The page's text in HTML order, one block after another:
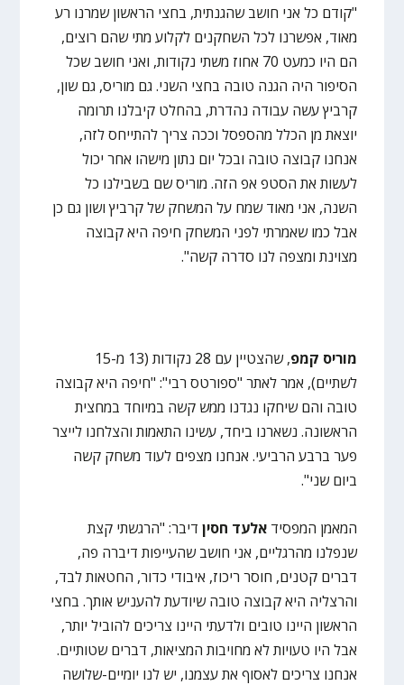
"קודם כל אני חושב שהגנתית, בחצי הראשון שמרנו רע
מאוד, אפשרנו לכל השחקנים לקלוע מתי שהם רוצים,
הם היו כמעט 70 אחוז משתי נקודות, ואני חושב שכל
הסיפור היה הגנה טובה בחצי השני. גם מוריס, גם שון,
קרביץ עשה עבודה נהדרת, בהחלט קיבלנו תרומה
יוצאת מן הכלל מהספסל וככה צריך להתייחס לזה,
אנחנו קבוצה טובה ובכל יום נתון מישהו אחר יכול
לעשות את הסטפ אפ הזה. מוריס שם בשבילנו כל
השנה, אני מאוד שמח על המשחק של קרביץ ושון גם כן
אבל כמו שאמרתי לפני המשחק חיפה היא קבוצה
מצוינת ומצפה לנו סדרה קשה".
מוריס קמפ
, שהצטיין עם 28 נקודות (13 מ-15
לשתיים), אמר לאתר "ספורטס רבי": "חיפה היא קבוצה
טובה והם שיחקו נגדנו ממש קשה במיוחד במחצית
הראשונה. נשארנו ביחד, עשינו התאמות והצלחנו לייצר
פער ברבע הרביעי. אנחנו מצפים לעוד משחק קשה
ביום שני".
המאמן המפסיד אלעד חסין דיבר: "הרגשתי קצת
שנפלנו מהרגליים, אני חושב שהעייפות דיברה פה,
דברים קטנים, חוסר ריכוז, איבודי כדור, החטאות לבד,
והרצליה היא קבוצה טובה שיודעת להעניש אותך. בחצי
הראשון היינו טובים ולדעתי היינו צריכים להוביל יותר,
אבל היו טעויות לא מחויבות המציאות, דברים שטותיים.
אנחנו צריכים לאסוף את עצמנו, יש לנו יומיים-שלושה